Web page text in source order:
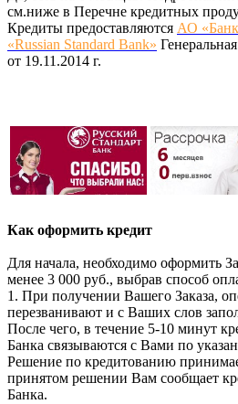
см.ниже в Перечне кредитных
Кредиты предоставляются АО «Банк
«Russian Standard Bank»
от 19.11.2014 г.
Как оформить кредит
Для начала, необходимо оформить
менее 3 000 руб., выбрав способ
1. При получении Вашего Заказа,
перезванивают и с Ваших слов
После чего, в течение 5-10 минут
Банка связываются с Вами по
Решение по кредитованию
принятом решении Вам сообщает
Банка.